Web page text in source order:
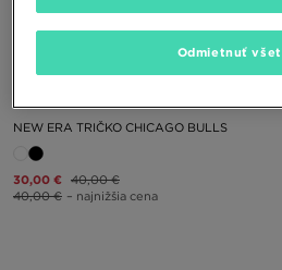
NEW ERA TRIČKO CHICAGO BULLS
30,00 € 40,00 €
40,00 € – najnižšia cena
Odmietnuť